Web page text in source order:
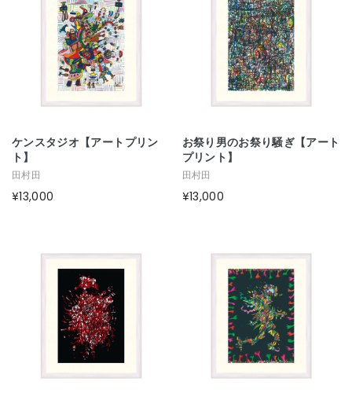
ケンスタジオ【アートプリン
ト】
田村田
¥13,000
お祭り男のお祭り騒ぎ【アート
プリント】
田村田
¥13,000